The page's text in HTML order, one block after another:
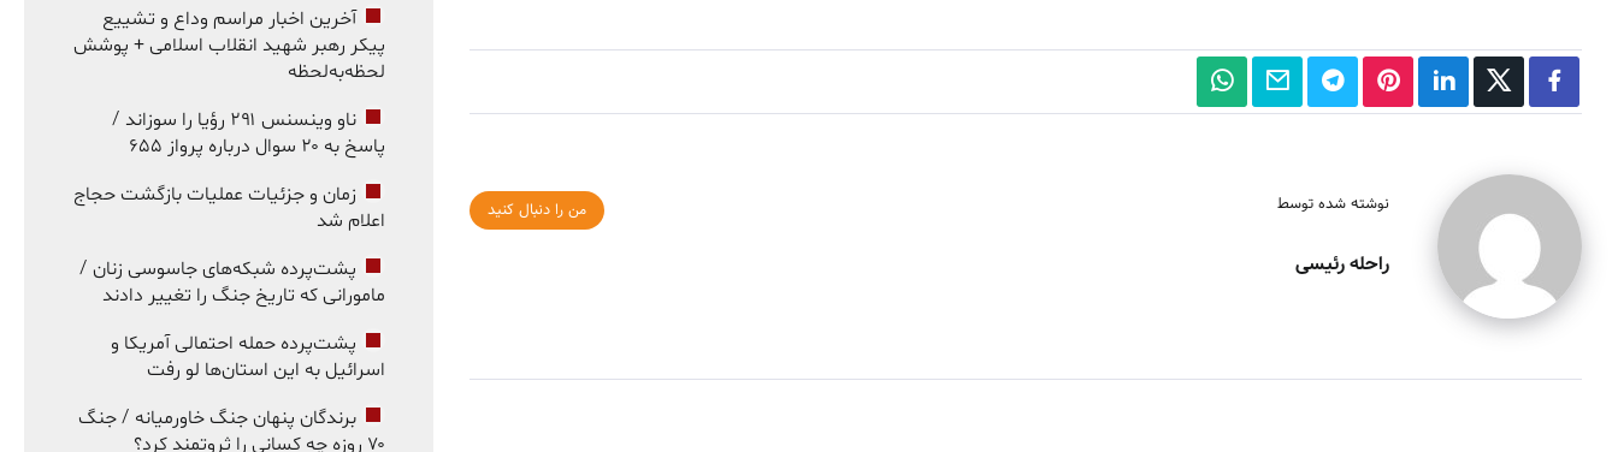
من را دنبال کنید نوشته شده توسط
راحله رئیسی
آخرین اخبار مراسم وداع و تشییع
پیکر رهبر شهید انقلاب اسلامی + پوشش
لحظه‌به‌لحظه
ناو وینسنس ۲۹۱ رؤیا را سوزاند /
پاسخ به ۲۰ سوال درباره پرواز ۶۵۵
زمان و جزئیات عملیات بازگشت حجاج
اعلام شد
پشت‌پرده شبکه‌های جاسوسی زنان /
مامورانی که تاریخ جنگ را تغییر دادند
پشت‌پرده حمله احتمالی آمریکا و
اسرائیل به این استان‌ها لو رفت
برندگان پنهان جنگ خاورمیانه / جنگ
۷۰ روزه چه کسانی را ثروتمند کرد؟